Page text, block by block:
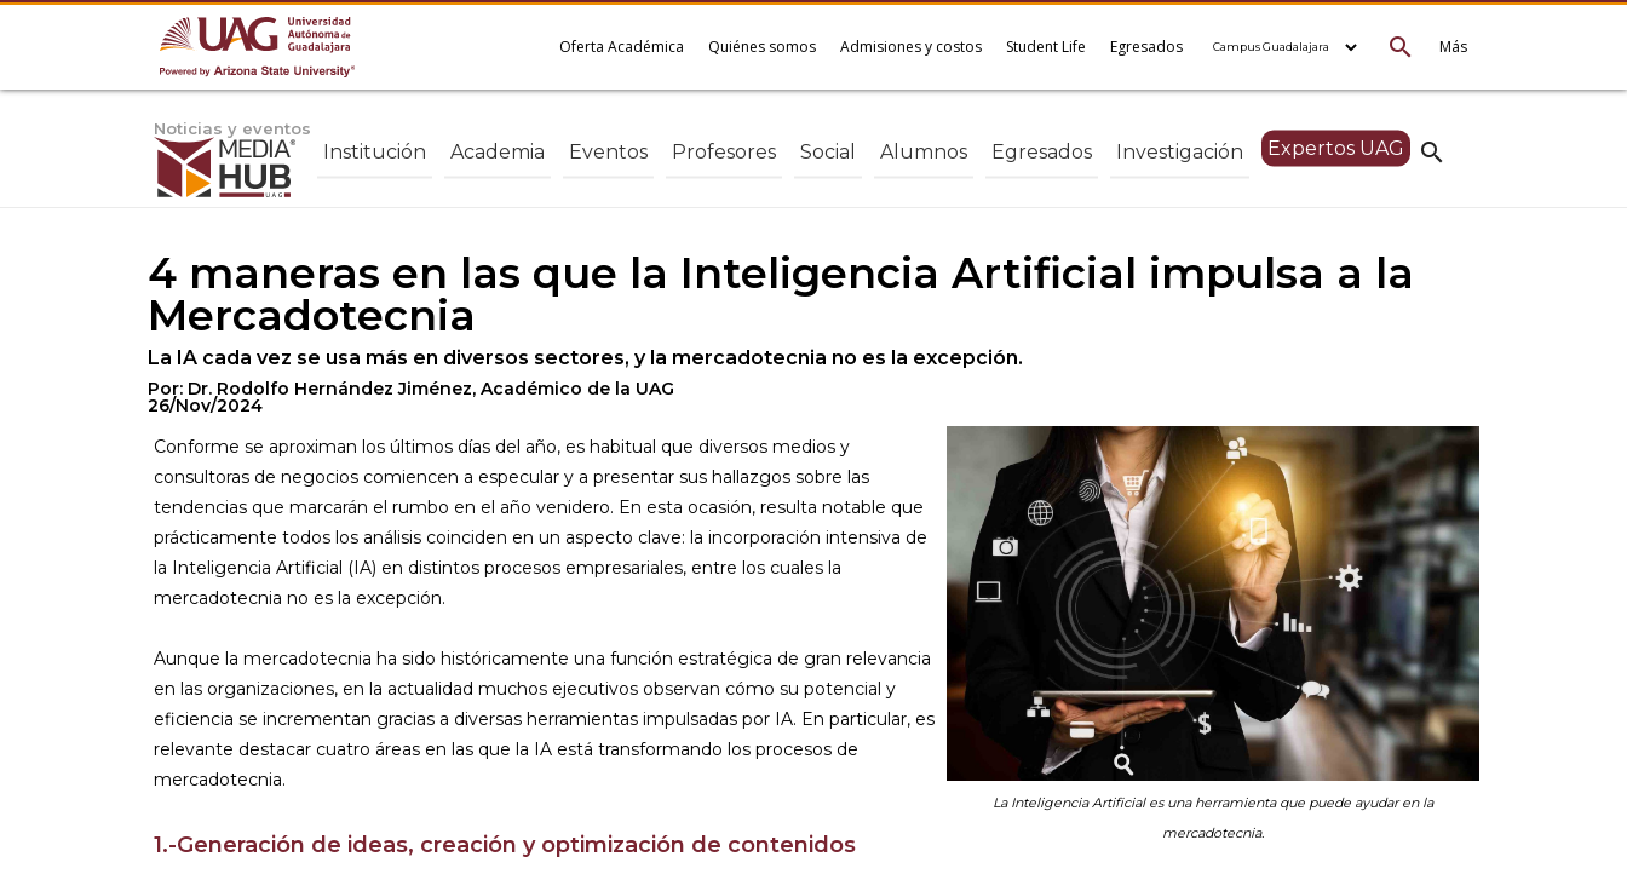
Más
search
Oferta Académica Quiénes somos Admisiones y costos Student Life Egresados
Noticias y eventos
search
Institución Academia Eventos Profesores Social Alumnos Egresados Investigación Expertos UAG
4 maneras en las que la Inteligencia Artificial impulsa a la
Mercadotecnia
La IA cada vez se usa más en diversos sectores, y la mercadotecnia no es la excepción.
Por: Dr. Rodolfo Hernández Jiménez, Académico de la UAG
26/Nov/2024
Conforme se aproximan los últimos días del año, es habitual que diversos medios y
consultoras de negocios comiencen a especular y a presentar sus hallazgos sobre las
tendencias que marcarán el rumbo en el año venidero. En esta ocasión, resulta notable que
prácticamente todos los análisis coinciden en un aspecto clave: la incorporación intensiva de
la Inteligencia Artificial (IA) en distintos procesos empresariales, entre los cuales la
mercadotecnia no es la excepción.
Aunque la mercadotecnia ha sido históricamente una función estratégica de gran relevancia
en las organizaciones, en la actualidad muchos ejecutivos observan cómo su potencial y
eficiencia se incrementan gracias a diversas herramientas impulsadas por IA. En particular, es
relevante destacar cuatro áreas en las que la IA está transformando los procesos de
mercadotecnia.
1.-Generación de ideas, creación y optimización de contenidos
La Inteligencia Artificial es una herramienta que puede ayudar en la
mercadotecnia.